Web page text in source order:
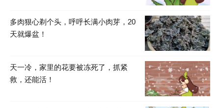
多肉狠心剃个头，呼呼长满小肉芽，20
天就爆盆！
天一冷，家里的花要被冻死了，抓紧
救，还能活！